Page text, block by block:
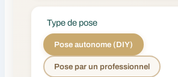
Type de pose
Pose autonome (DIY)
Pose par un professionnel